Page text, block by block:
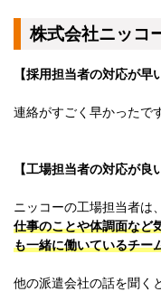
富山県
福井県
長野県
中国エリア
岡山県
四国エリア
徳島県
香川県
高知県
株式会社ニッコ
【採用担当者の対応が早
連絡がすごく早かったで
【工場担当者の対応が良
ニッコーの工場担当者は
仕事のことや体調面など
も一緒に働いているチー
他の派遣会社の話を聞く